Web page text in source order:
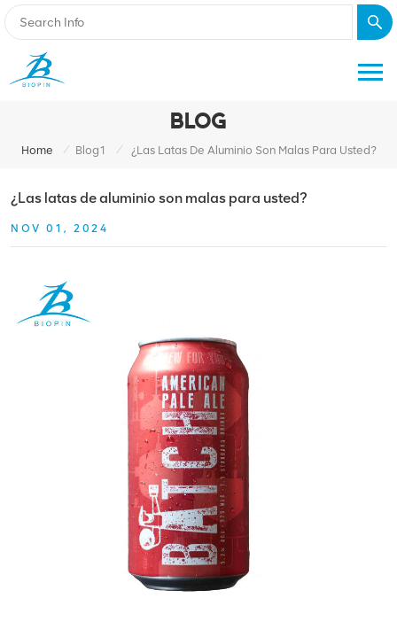
BLOG
Home / Blog1 / ¿Las Latas De Aluminio Son Malas Para Usted?
¿Las latas de aluminio son malas para usted?
NOV 01, 2024